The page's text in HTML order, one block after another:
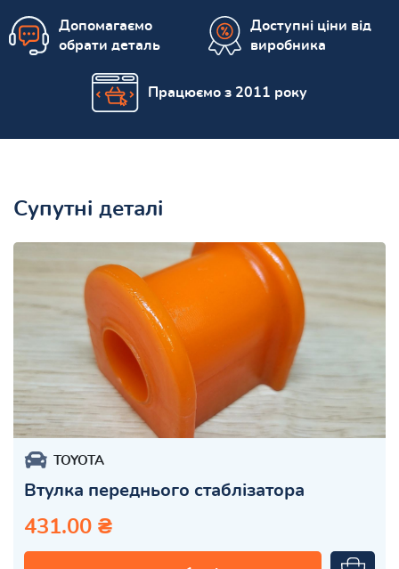
Допомагаємо
обрати деталь
Доступні ціни від
виробника
Працюємо з 2011 року
Супутні деталі
TOYOTA
Втулка переднього стаблізатора
431.00 ₴